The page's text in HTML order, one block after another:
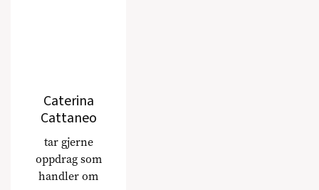
Caterina
Cattaneo
tar gjerne
oppdrag som
handler om